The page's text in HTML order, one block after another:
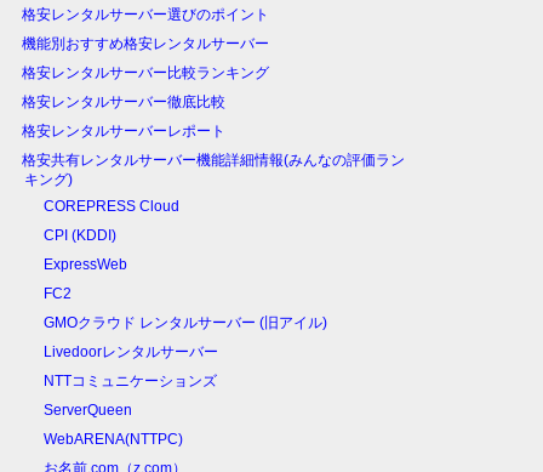
格安レンタルサーバー選びのポイント
機能別おすすめ格安レンタルサーバー
格安レンタルサーバー比較ランキング
格安レンタルサーバー徹底比較
格安レンタルサーバーレポート
格安共有レンタルサーバー機能詳細情報(みんなの評価ラン
キング)
COREPRESS Cloud
CPI (KDDI)
ExpressWeb
FC2
GMOクラウド レンタルサーバー (旧アイル)
Livedoorレンタルサーバー
NTTコミュニケーションズ
ServerQueen
WebARENA(NTTPC)
お名前.com（z.com）